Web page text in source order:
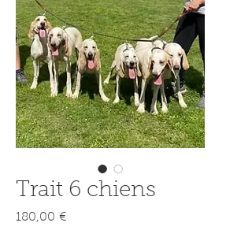
Trait 6 chiens
180,00 €Prix